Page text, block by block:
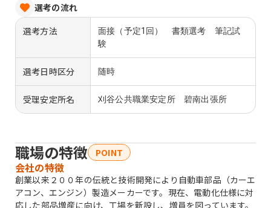
選考の流れ
選考方法
面接（予定1回） 書類選考 筆記試
験
選考日時区分 随時
受理安定所名 刈谷公共職業安定所 碧南出張所
職場の特徴 POINT
会社の特徴
創業以来２００年の伝統と技術開発により自動車部品（カーエ
アコン、エンジン）製造メーカーです。現在、電動化仕様に対
応した部品増産に向け、工場を新設し、増員を図っています。